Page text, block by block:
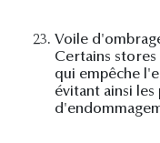
23. Voile
Certains
qui empêche
évitant ainsi